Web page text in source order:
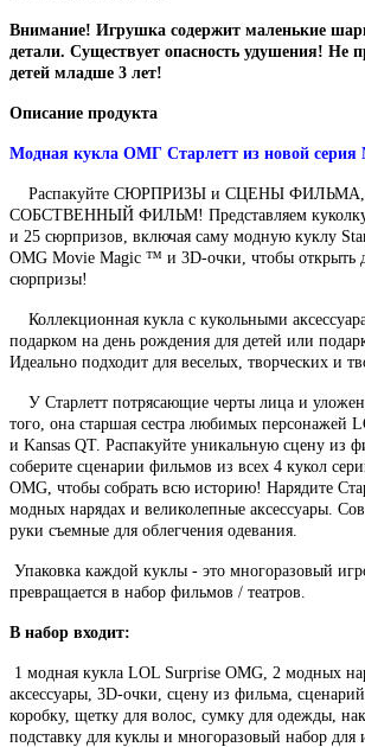
Внимание! Игрушка содержит маленькие
детали. Существует опасность удушения! Не
детей младше 3 лет!
Описание продукта
Модная кукла ОМГ Старлетт из новой
Распакуйте СЮРПРИЗЫ и СЦЕНЫ ФИЛЬМА,
СОБСТВЕННЫЙ ФИЛЬМ! Представляем
и 25 сюрпризов, включая саму модную куклу
OMG Movie Magic ™ и 3D-очки, чтобы открыть
сюрпризы!
Коллекционная кукла с кукольными
подарком на день рождения для детей или
Идеально подходит для веселых, творческих и
У Старлетт потрясающие черты лица и
того, она старшая сестра любимых персонажей
и Kansas QT. Распакуйте уникальную сцену из
соберите сценарии фильмов из всех 4 кукол
OMG, чтобы собрать всю историю! Нарядите
модных нарядах и великолепные аксессуары.
руки съемные для облегчения одевания.
Упаковка каждой куклы - это многоразовый
превращается в набор фильмов / театров.
В набор входит:
1 модная кукла LOL Surprise OMG, 2 модных
аксессуары, 3D-очки, сцену из фильма,
коробку, щетку для волос, сумку для одежды,
подставку для куклы и многоразовый набор для